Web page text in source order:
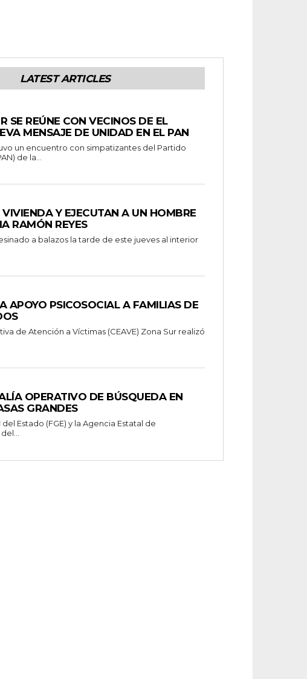
LATEST ARTICLES
SE REÚNE CON VECINOS DE EL
MENSAJE DE UNIDAD EN EL PAN
de la...
VIVIENDA Y EJECUTAN A UN HOMBRE
RAMÓN REYES
a balazos la tarde de este jueves al interior
APOYO PSICOSOCIAL A FAMILIAS DE
de Atención a Víctimas (CEAVE) Zona Sur realizó
OPERATIVO DE BÚSQUEDA EN
GRANDES
del Estado (FGE) y la Agencia Estatal de